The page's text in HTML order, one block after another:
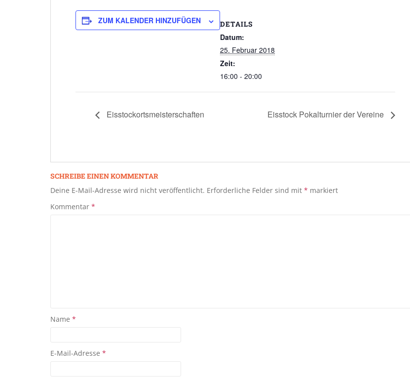
ZUM KALENDER HINZUFÜGEN DETAILS
Datum:
25. Februar 2018
Zeit:
16:00 - 20:00
Eisstockortsmeisterschaften Eisstock Pokalturnier der Vereine
SCHREIBE EINEN KOMMENTAR
Deine E-Mail-Adresse wird nicht veröffentlicht. Erforderliche Felder sind mit * markiert
Kommentar *
Name *
E-Mail-Adresse *